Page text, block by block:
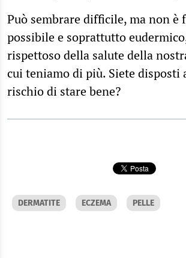
Può sembrare difficile, ma non è
possibile e soprattutto
rispettoso della salute della
cui teniamo di più. Siete disposti
rischio di stare bene?
DERMATITE ECZEMA PELLE